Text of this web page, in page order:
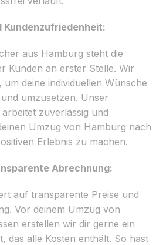
Kundenzufriedenheit:
aus Hamburg steht die
Kunden an erster Stelle. Wir
um deine individuellen Wünsche
umzusetzen. Unser
zuverlässig und
Umzug von Hamburg nach
Erlebnis zu machen.
Abrechnung:
auf transparente Preise und
Vor deinem Umzug von
erstellen wir dir gerne ein
das alle Kosten enthält. So hast